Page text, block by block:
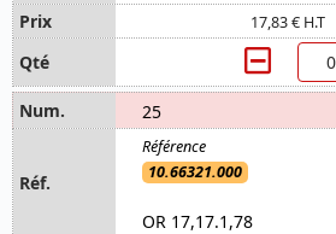
17,83 € H.T
25
10.66321.000
OR 17,17.1,78